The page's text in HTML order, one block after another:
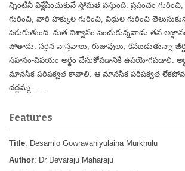
న్నింటినీ విశ్లేషించుకునే స్తోమత వస్తుంది. ప్రపంచం
గురించి, వారి హక్కుల గురించి, విధుల గురించి
పెరుగుతుంది. మత విశ్వాసం పెంచుకున్నవాడు తన
పోతాడు. సరైన వాస్తవాలు, రుజువులు, కనబడుతున్నా
సహనం-విషయం అర్థం చేసుకోవడానికి ఉపయోగపడాలి.
మానసిక పరిపక్వత కావాలి. ఆ మానసిక పరిపక్వత
దద్దమ్మ.......
Features
Title: Desamlo Gowravaniyulaina Murkhulu
Author: Dr Devaraju Maharaju